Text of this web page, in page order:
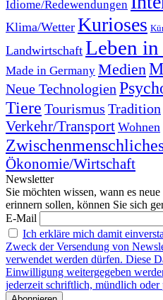
Idiome/Redewendungen
Klima/Wetter Kurioses
Landwirtschaft Leben in
Made in Germany Medien
Neue Technologien
Tiere Tourismus Tradition
Verkehr/Transport Wohnen
Ökonomie/Wirtschaft
Newsletter
Sie möchten wissen, wann es
erinnern sollen, können Sie sich
E-Mail
Ich erkläre mich damit
Zweck der Versendung von
verwendet werden dürfen. Diese
Einwilligung weitergegeben
jederzeit schriftlich, mündlich